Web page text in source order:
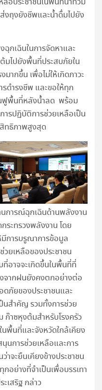
งถุงยังชีพและน้ำดื่มไปยัง
กเฉินในการจัดหาและ
มไปยังพื้นที่ประสบภัยใน
ากขึ้น เพื่อไม่ให้เกิดภาวะ
ดำรงชีพ และขอให้ทุก
ฟูพื้นที่หลังน้ำลด พร้อม
รปฏิบัติการช่วยเหลือเป็น
สิทธิภาพสูงสุด
นการณ์ฉุกเฉินด้านพลังงาน
ระทรวงพลังงาน โดย
การบรูณาการข้อมูล
ยเหลือของประชาชน
อาจจะเกิดขึ้นในพื้นที่ที่
จากฝนยังคงตกอย่างต่อ
ภัยของประชาชนและ
นสำคัญ รวมทั้งการช่วย
ก๊าซหุงต้มสำหรับโรงครัว
พื้นที่และจังหวัดใกล้เคียง
นการช่วยเหลือและการ
จะยืนเคียงข้างประชาชน
ย่างที่จำเป็นเพื่อบรรเทา
เสริฐ กล่าว